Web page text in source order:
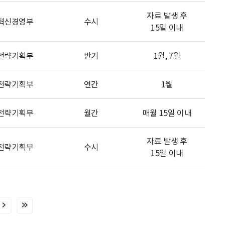
신경영부 수시
자료 발생 후
15일 이내
략기획부 반기 1월, 7월
략기획부 연간 1월
략기획부 월간 매월 15일 이내
략기획부 수시
자료 발생 후
15일 이내
다
마